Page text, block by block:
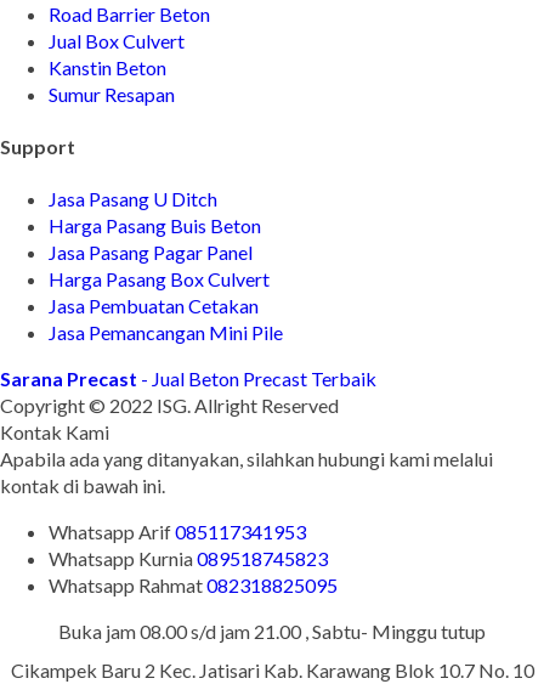
Road Barrier Beton
Jual Box Culvert
Kanstin Beton
Sumur Resapan
Support
Jasa Pasang U Ditch
Harga Pasang Buis Beton
Jasa Pasang Pagar Panel
Harga Pasang Box Culvert
Jasa Pembuatan Cetakan
Jasa Pemancangan Mini Pile
Sarana Precast - Jual Beton Precast Terbaik
Copyright © 2022 ISG. Allright Reserved
Kontak Kami
Apabila ada yang ditanyakan, silahkan hubungi kami melalui
kontak di bawah ini.
Whatsapp Arif085117341953
Whatsapp Kurnia089518745823
Whatsapp Rahmat082318825095
Buka jam 08.00 s/d jam 21.00 , Sabtu- Minggu tutup
Cikampek Baru 2 Kec. Jatisari Kab. Karawang Blok 10.7 No. 10